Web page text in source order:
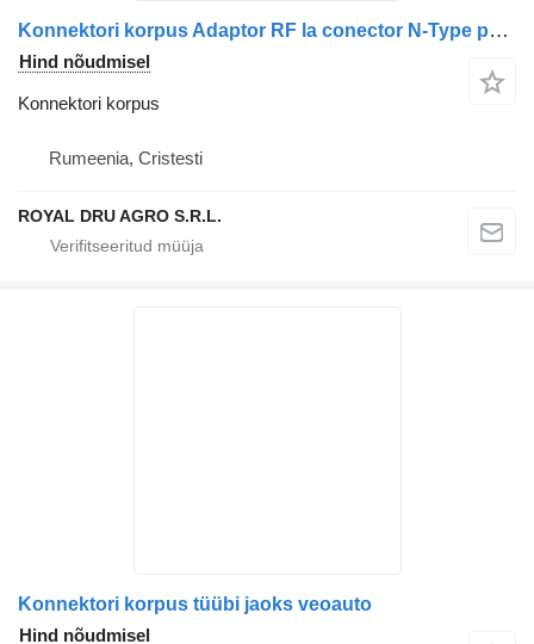
Konnektori korpus Adaptor RF la conector N-Type pentru cablu coaxial tüübi jaoks veoauto
Hind nõudmisel
Konnektori korpus
Rumeenia, Cristesti
ROYAL DRU AGRO S.R.L.
Konnektori korpus tüübi jaoks veoauto
Hind nõudmisel